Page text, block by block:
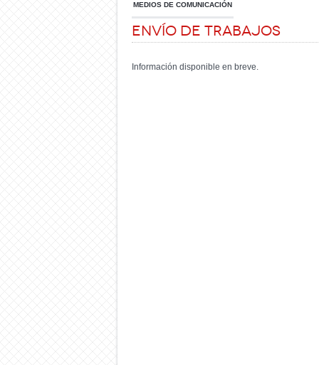
MEDIOS DE COMUNICACIÓN
Envío de Trabajos
Información disponible en breve.